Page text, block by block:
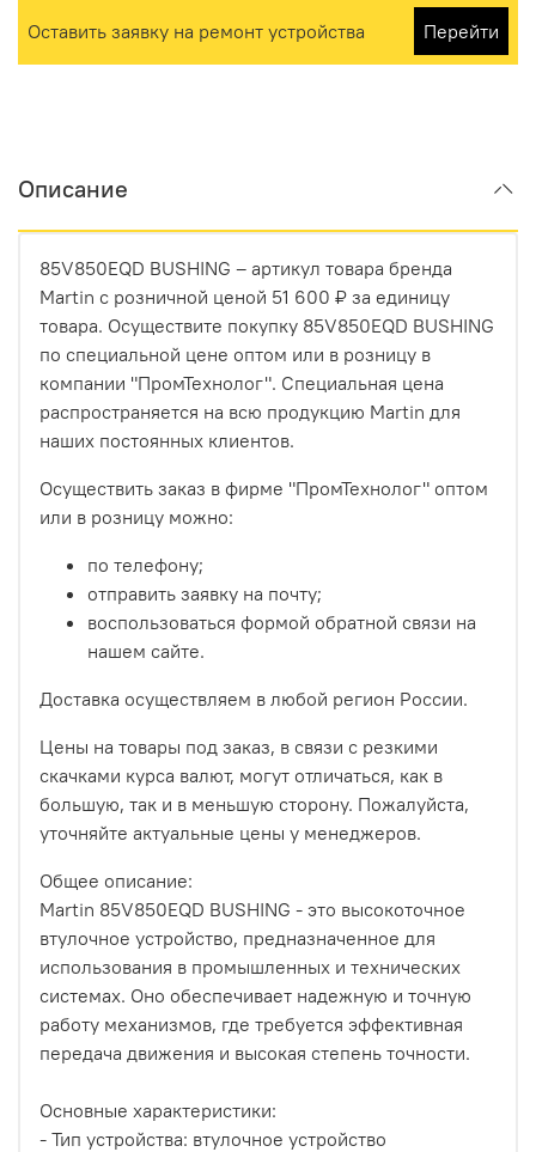
Оставить заявку на ремонт устройства Перейти
Описание
85V850EQD BUSHING – артикул товара бренда
Martin с розничной ценой 51 600 ₽ за единицу
товара. Осуществите покупку 85V850EQD BUSHING
по специальной цене оптом или в розницу в
компании "ПромТехнолог". Специальная цена
распространяется на всю продукцию Martin для
наших постоянных клиентов.
Осуществить заказ в фирме "ПромТехнолог" оптом
или в розницу можно:
по телефону;
отправить заявку на почту;
воспользоваться формой обратной связи на
нашем сайте.
Доставка осуществляем в любой регион России.
Цены на товары под заказ, в связи с резкими
скачками курса валют, могут отличаться, как в
большую, так и в меньшую сторону. Пожалуйста,
уточняйте актуальные цены у менеджеров.
Общее описание:
Martin 85V850EQD BUSHING - это высокоточное
втулочное устройство, предназначенное для
использования в промышленных и технических
системах. Оно обеспечивает надежную и точную
работу механизмов, где требуется эффективная
передача движения и высокая степень точности.
Основные характеристики:
- Тип устройства: втулочное устройство